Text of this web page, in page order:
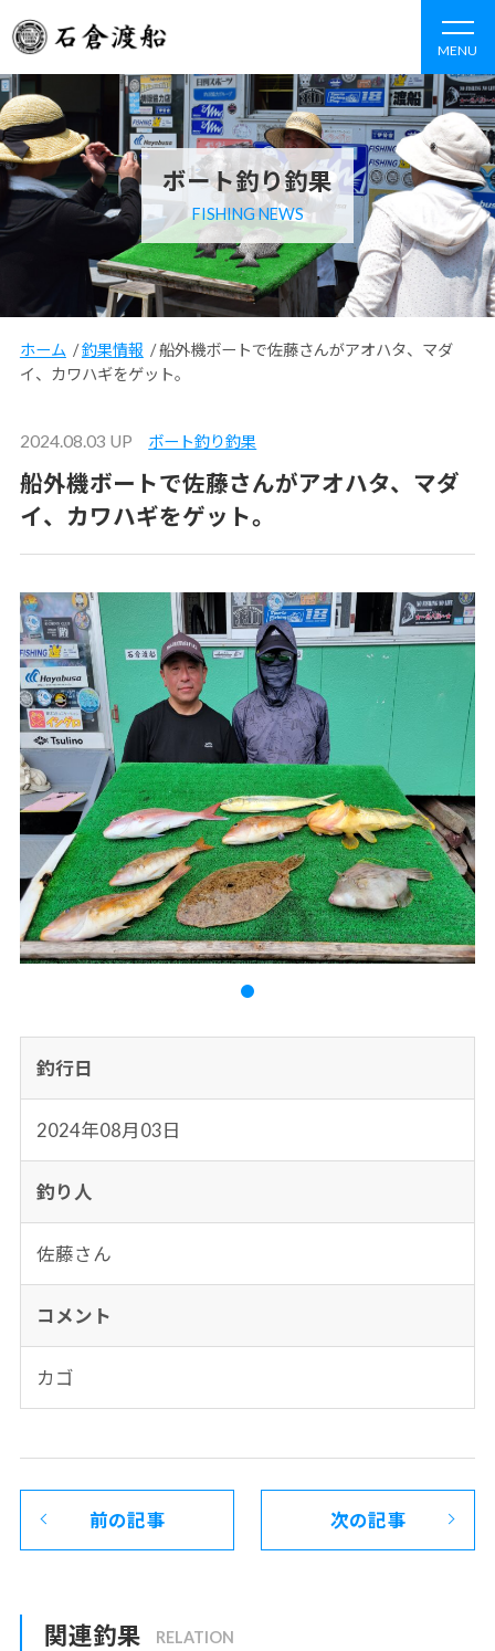
MENU
ボート釣り釣果
FISHING NEWS
ホーム /釣果情報 /船外機ボートで佐藤さんがアオハタ、マダ
イ、カワハギをゲット。
2024.08.03 UP ボート釣り釣果
船外機ボートで佐藤さんがアオハタ、マダ
イ、カワハギをゲット。
釣行日
2024年08月03日
釣り人
佐藤さん
コメント
カゴ
前の記事 次の記事
関連釣果